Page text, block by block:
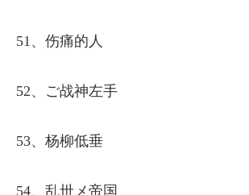
51、伤痛的人
52、ご战神左手
53、杨柳低垂
54、乱丗メ帝国